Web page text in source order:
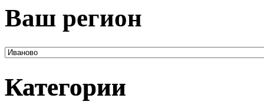
Ваш регион
Категории